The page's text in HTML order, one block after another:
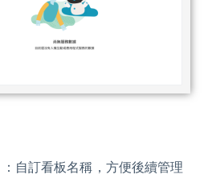
自訂看板名稱，方便後續管理